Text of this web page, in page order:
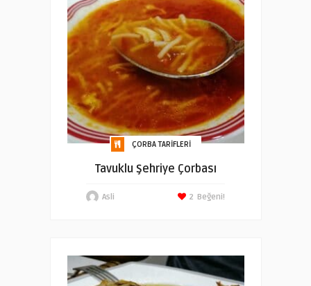
ÇORBA TARIFLERI
Tavuklu Şehriye Çorbası
Asli Beğeni!
2